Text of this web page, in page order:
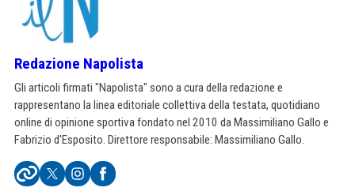
Redazione Napolista
Gli articoli firmati "Napolista" sono a cura della redazione e
rappresentano la linea editoriale collettiva della testata, quotidiano
online di opinione sportiva fondato nel 2010 da Massimiliano Gallo e
Fabrizio d'Esposito. Direttore responsabile: Massimiliano Gallo.